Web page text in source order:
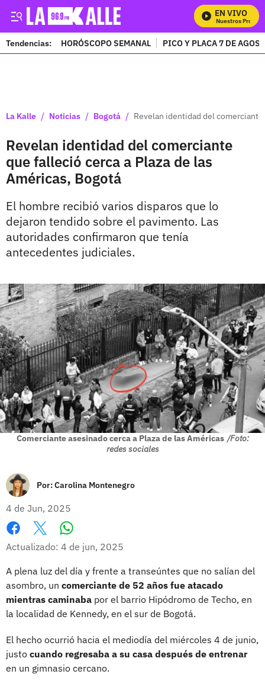
EN VIVO
Mira Todos Nuestros
Tendencias: HORÓSCOPO SEMANAL PICO Y PLACA 7 DE
La Kalle / Noticias / Bogotá / Revelan identidad del
Revelan identidad del comerciante
que falleció cerca a Plaza de las
Américas, Bogotá
El hombre recibió varios disparos que lo
dejaron tendido sobre el pavimento. Las
autoridades confirmaron que tenía
antecedentes judiciales.
Comerciante asesinado cerca a Plaza de las Américas /Foto:
redes sociales
Por:Carolina Montenegro
4 de Jun, 2025
Facebook
X
Actualizado: 4 de jun, 2025
A plena luz del día y frente a transeúntes que no salían del
asombro, un comerciante de 52 años fue atacado
mientras caminaba por el barrio Hipódromo de Techo, en
la localidad de Kennedy, en el sur de Bogotá.
El hecho ocurrió hacia el mediodía del miércoles 4 de junio,
justo cuando regresaba a su casa después de entrenar
en un gimnasio cercano.